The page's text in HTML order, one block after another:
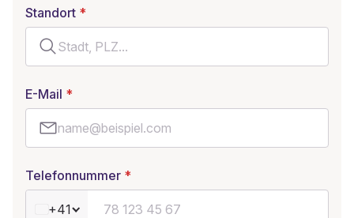
Standort
E-Mail
Telefonnummer
+41